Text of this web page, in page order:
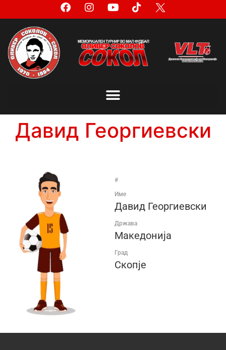
Давид Георгиевски
#
Име
Давид Георгиевски
Држава
Македонија
Град
Скопје